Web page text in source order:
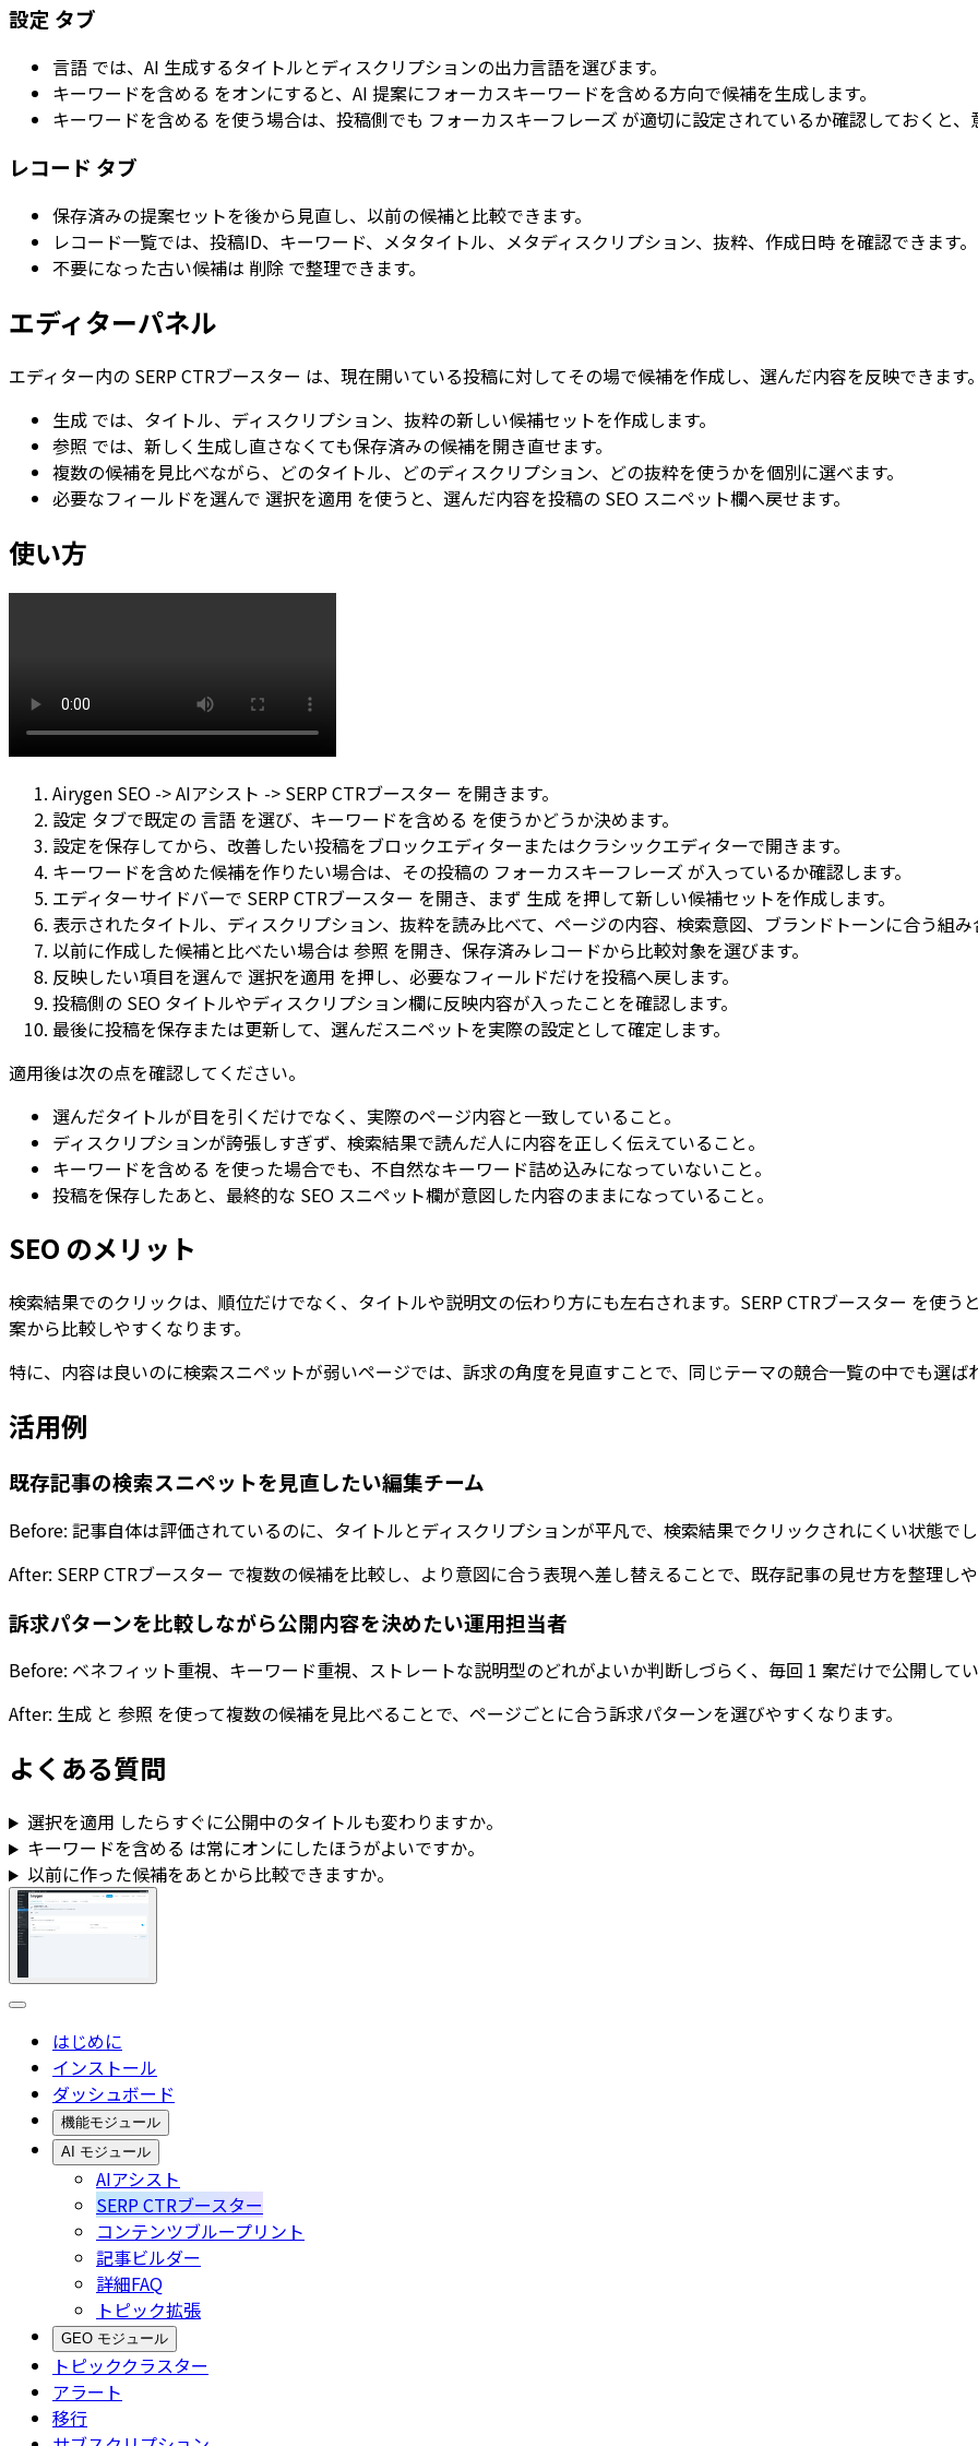
設定 タブ
言語 では、AI 生成するタイトルとディスクリプションの出力言語を選びます。
キーワードを含める をオンにすると、AI 提案にフォーカスキーワードを含める方向で候補を生成します。
キーワードを含める を使う場合は、投稿側でも フォーカスキーフレーズ が適切に設定されているか確認しておくと、
レコード タブ
保存済みの提案セットを後から見直し、以前の候補と比較できます。
レコード一覧では、 投稿ID、 キーワード、 メタタイトル、 メタディスクリプション、 抜粋、 作成日時 を確認できます。
不要になった古い候補は 削除 で整理できます。
エディターパネル
エディター内の SERP CTRブースター は、現在開いている投稿に対してその場で候補を作成し、選んだ内容を反映できます。
生成 では、タイトル、ディスクリプション、抜粋の新しい候補セットを作成します。
参照 では、新しく生成し直さなくても保存済みの候補を開き直せます。
複数の候補を見比べながら、どのタイトル、どのディスクリプション、どの抜粋を使うかを個別に選べます。
必要なフィールドを選んで 選択を適用 を使うと、選んだ内容を投稿の SEO スニペット欄へ戻せます。
使い方
Airygen SEO -> AIアシスト -> SERP CTRブースター を開きます。
設定 タブで既定の 言語 を選び、 キーワードを含める を使うかどうか決めます。
設定を保存してから、改善したい投稿をブロックエディターまたはクラシックエディターで開きます。
キーワードを含めた候補を作りたい場合は、その投稿の フォーカスキーフレーズ が入っているか確認します。
エディターサイドバーで SERP CTRブースター を開き、まず 生成 を押して新しい候補セットを作成します。
表示されたタイトル、ディスクリプション、抜粋を読み比べて、ページの内容、検索意図、ブランドトーンに合う組み
以前に作成した候補と比べたい場合は 参照 を開き、保存済みレコードから比較対象を選びます。
反映したい項目を選んで 選択を適用 を押し、必要なフィールドだけを投稿へ戻します。
投稿側の SEO タイトルやディスクリプション欄に反映内容が入ったことを確認します。
最後に投稿を保存または更新して、選んだスニペットを実際の設定として確定します。
適用後は次の点を確認してください。
選んだタイトルが目を引くだけでなく、実際のページ内容と一致していること。
ディスクリプションが誇張しすぎず、検索結果で読んだ人に内容を正しく伝えていること。
キーワードを含める を使った場合でも、不自然なキーワード詰め込みになっていないこと。
投稿を保存したあと、最終的な SEO スニペット欄が意図した内容のままになっていること。
SEO のメリット
検索結果でのクリックは、順位だけでなく、タイトルや説明文の伝わり方にも左右されます。 SERP CTRブースター を使う
案から比較しやすくなります。
特に、内容は良いのに検索スニペットが弱いページでは、訴求の角度を見直すことで、同じテーマの競合一覧の中でも選ば
活用例
既存記事の検索スニペットを見直したい編集チーム
Before: 記事自体は評価されているのに、タイトルとディスクリプションが平凡で、検索結果でクリックされにくい状態でし
After: SERP CTRブースター で複数の候補を比較し、より意図に合う表現へ差し替えることで、既存記事の見せ方を整理しや
訴求パターンを比較しながら公開内容を決めたい運用担当者
Before: ベネフィット重視、キーワード重視、ストレートな説明型のどれがよいか判断しづらく、毎回 1 案だけで公開してい
After: 生成 と 参照 を使って複数の候補を見比べることで、ページごとに合う訴求パターンを選びやすくなります。
よくある質問
選択を適用 したらすぐに公開中のタイトルも変わりますか。
キーワードを含める は常にオンにしたほうがよいですか。
以前に作った候補をあとから比較できますか。
はじめに
インストール
ダッシュボード
機能モジュール
AI モジュール
AIアシスト
SERP CTRブースター
コンテンツブループリント
記事ビルダー
詳細FAQ
トピック拡張
GEO モジュール
トピッククラスター
アラート
移行